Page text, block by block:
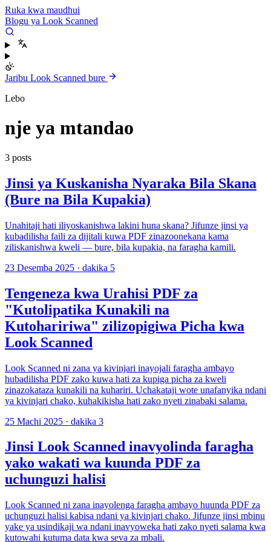
Ruka kwa maudhui
Blogu ya Look Scanned
Jaribu Look Scanned bure
Lebo
nje ya mtandao
3 posts
Jinsi ya Kuskanisha Nyaraka Bila Skana
(Bure na Bila Kupakia)
Unahitaji hati iliyoskanishwa lakini huna skana? Jifunze jinsi ya
kubadilisha faili za dijitali kuwa PDF zinazoonekana kama
ziliskanishwa kweli — bure, bila kupakia, na faragha kamili.
23 Desemba 2025 · dakika 5
Tengeneza kwa Urahisi PDF za
"Kutolipatika Kunakili na
Kutohaririwa" zilizopigiwa Picha kwa
Look Scanned
Look Scanned ni zana ya kivinjari inayojali faragha ambayo
hubadilisha PDF zako kuwa hati za kupiga picha za kweli
zinazokataza kunakili na kuhariri. Uchakataji wote unafanyika ndani
ya kivinjari chako, kuhakikisha hati zako nyeti zinabaki salama.
25 Machi 2025 · dakika 3
Jinsi Look Scanned inavyolinda faragha
yako wakati wa kuunda PDF za
uchunguzi halisi
Look Scanned ni zana inayolenga faragha ambayo huunda PDF za
uchunguzi halisi kabisa ndani ya kivinjari chako. Jifunze jinsi mbinu
yake ya usindikaji wa ndani inavyoweka hati zako nyeti salama kwa
kutowahi kutuma data kwa seva za mbali.